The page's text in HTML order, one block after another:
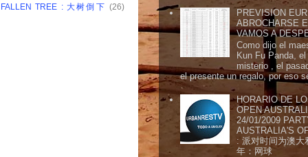
TREE : 大树倒下 (26)
PREVISION
ABROCHARSE
VAMOS A
Como dijo el
Kun Fu Panda,
misterio , el
el presente un regalo, por eso
HORARIO DE
OPEN
24/01/2009
AUSTRALIA'S
: 派对时间为澳大
年：网球